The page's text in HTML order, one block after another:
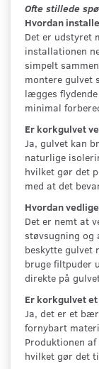
Ofte stillede
Hvordan
Det er udstyret
installationen
simpelt
montere gulvet
lægges
minimal
Er korkgulvet
Ja, gulvet kan
naturlige
hvilket gør det
med at det
Hvordan
Det er nemt at
støvsugning og
beskytte gulvet
bruge filtpuder
direkte på
Er korkgulvet
Ja, det er et
fornybart
Produktionen
hvilket gør det